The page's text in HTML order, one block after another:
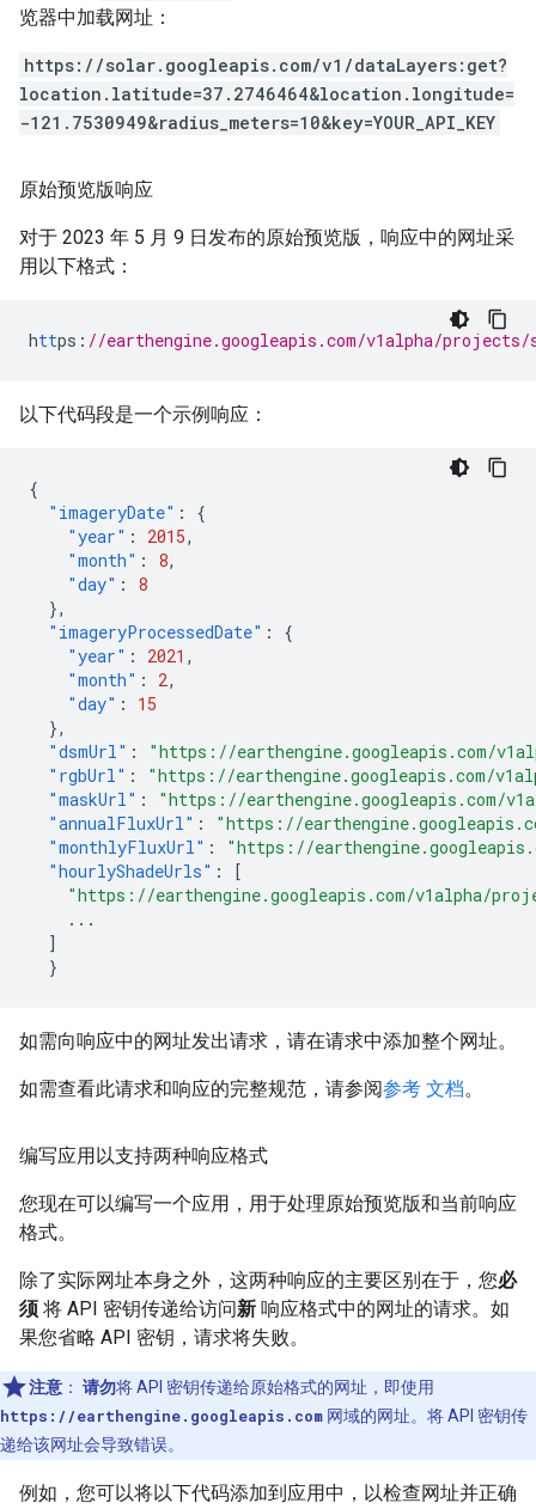
览器中加载网址：
https://solar.googleapis.com/v1/dataLayers:get?
location.latitude=37.2746464&location.longitude=
-121.7530949&radius_meters=10&key=YOUR_API_KEY
原始预览版响应
对于 2023 年 5 月 9 日发布的原始预览版，响应中的网址采
用以下格式：
https : //earthengine.googleapis.com/v1alpha/
以下代码段是一个示例响应：
{
"imageryDate" :
{
"year" : 2015,
"month" : 8,
"day" :
8
},
"imageryProcessedDate" :
{
"year" : 2021 ,
"month" : 2,
"day" :
15
},
"dsmUrl" :
"https://earthengine.googleapis.com/
"rgbUrl" :
"https://earthengine.googleapis.com/
"maskUrl" :
"https://earthengine.googleapis.com/
"annualFluxUrl" :
"https://
"monthlyFluxUrl" :
"https://
"hourlyShadeUrls" :
[
"https://earthengine.googleapis.com/v1alpha/
...
]
}
如需向响应中的网址发出请求，请在请求中添加整个网址。
如需查看此请求和响应的完整规范，请参阅参考 文档。
编写应用以支持两种响应格式
您现在可以编写一个应用，用于处理原始预览版和当前响应
格式。
除了实际网址本身之外，这两种响应的主要区别在于，您必
须 将 API 密钥传递给访问新 响应格式中的网址的请求。如
果您省略 API 密钥，请求将失败。
注意 ： 请勿将 API 密钥传递给原始格式的网址，即使用
https://earthengine.googleapis.com 网域的网址。将 API 密钥传
递给该网址会导致错误。
例如，您可以将以下代码添加到应用中，以检查网址并正确